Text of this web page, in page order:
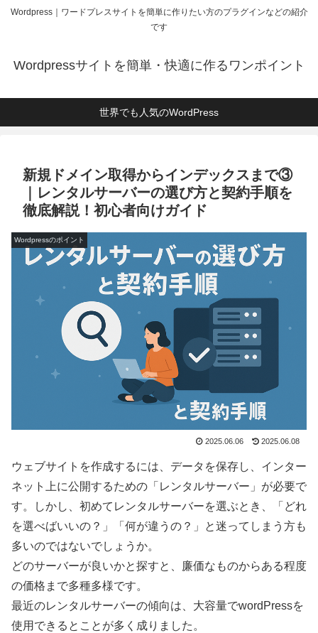
Wordpress｜ワードプレスサイトを簡単に作りたい方のプラグインなどの紹介
です
Wordpressサイトを簡単・快適に作るワンポイント
世界でも人気のWordPress
新規ドメイン取得からインデックスまで③
｜レンタルサーバーの選び方と契約手順を
徹底解説！初心者向けガイド
Wordpressのポイント
2025.06.06 2025.06.08
ウェブサイトを作成するには、データを保存し、インター
ネット上に公開するための「レンタルサーバー」が必要で
す。しかし、初めてレンタルサーバーを選ぶとき、「どれ
を選べばいいの？」「何が違うの？」と迷ってしまう方も
多いのではないでしょうか。
どのサーバーが良いかと探すと、廉価なものからある程度
の価格まで多種多様です。
最近のレンタルサーバーの傾向は、大容量でwordPressを
使用できるとことが多く成りました。